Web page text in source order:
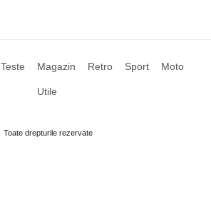
Teste Magazin Retro Sport Moto
Utile
Toate drepturile rezervate